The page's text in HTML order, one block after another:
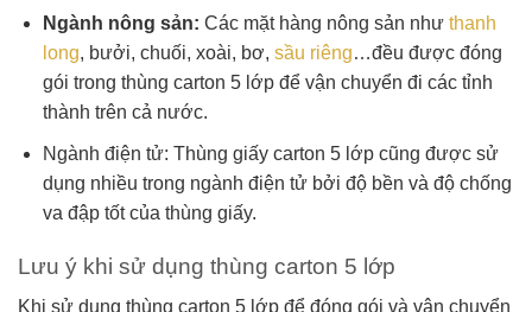
Ngành nông sản: Các mặt hàng nông sản như thanh
long, bưởi, chuối, xoài, bơ, sầu riêng…đều được đóng
gói trong thùng carton 5 lớp để vận chuyển đi các tỉnh
thành trên cả nước.
Ngành điện tử: Thùng giấy carton 5 lớp cũng được sử
dụng nhiều trong ngành điện tử bởi độ bền và độ chống
va đập tốt của thùng giấy.
Lưu ý khi sử dụng thùng carton 5 lớp
Khi sử dụng thùng carton 5 lớp để đóng gói và vận chuyển